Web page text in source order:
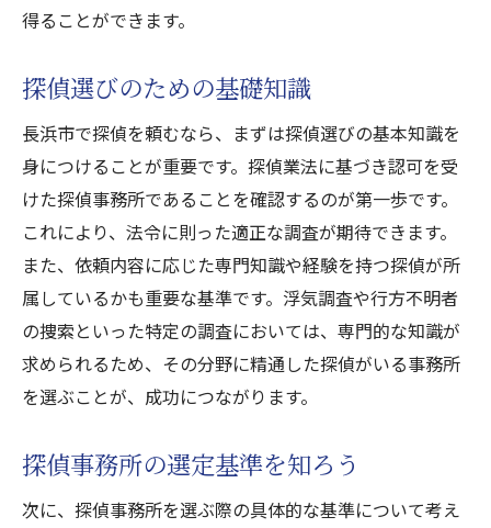
スの特徴
長浜市特有の調査手法を理解する
各種調査サービスの内容とその特徴
調査サービスの選択肢を増やすための知識
サービス内容と料金のバランスを考える
調査内容に応じた適切なサービス選び
長浜市での調査サービスの最新トレンド
長浜市で探偵を頼む際の注意点とリスクマネジ
メント
調査依頼における潜在的なリスクとは
探偵事務所選びで避けるべき落とし穴
リスクを最小限に抑えるためのアプローチ
依頼前に確認すべき重要ポイント
得ることができます。
探偵選びのための基礎知識
長浜市で探偵を頼むなら、まずは探偵選びの基本知識を
身につけることが重要です。探偵業法に基づき認可を受
けた探偵事務所であることを確認するのが第一歩です。
これにより、法令に則った適正な調査が期待できます。
また、依頼内容に応じた専門知識や経験を持つ探偵が所
属しているかも重要な基準です。浮気調査や行方不明者
の捜索といった特定の調査においては、専門的な知識が
求められるため、その分野に精通した探偵がいる事務所
を選ぶことが、成功につながります。
探偵事務所の選定基準を知ろう
次に、探偵事務所を選ぶ際の具体的な基準について考え